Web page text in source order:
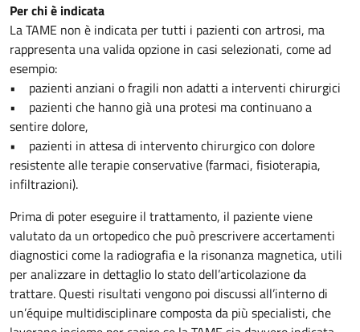
Per chi è indicata
La TAME non è indicata per tutti i pazienti con artrosi, ma
rappresenta una valida opzione in casi selezionati, come ad
esempio:
• pazienti anziani o fragili non adatti a interventi chirurgici
• pazienti che hanno già una protesi ma continuano a
sentire dolore,
• pazienti in attesa di intervento chirurgico con dolore
resistente alle terapie conservative (farmaci, fisioterapia,
infiltrazioni).
Prima di poter eseguire il trattamento, il paziente viene
valutato da un ortopedico che può prescrivere accertamenti
diagnostici come la radiografia e la risonanza magnetica, utili
per analizzare in dettaglio lo stato dell’articolazione da
trattare. Questi risultati vengono poi discussi all’interno di
un’équipe multidisciplinare composta da più specialisti, che